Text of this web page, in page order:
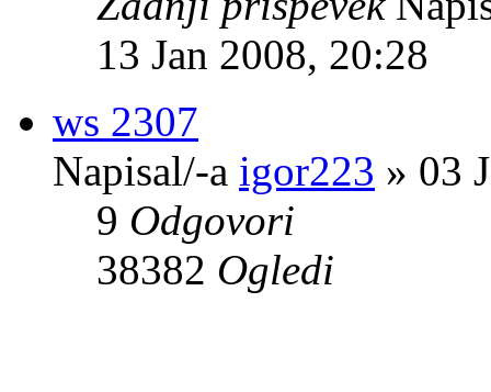
13 Jan 2008, 20:28
ws 2307
Napisal/-a igor223 » 03
9 Odgovori
38382 Ogledi